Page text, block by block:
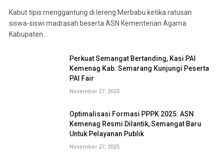
Kabut tipis menggantung di lereng Merbabu ketika ratusan
siswa-siswi madrasah beserta ASN Kementerian Agama
Kabupaten…
Perkuat Semangat Bertanding, Kasi PAI
Kemenag Kab. Semarang Kunjungi Peserta
PAI Fair
November 27, 2025
Optimalisasi Formasi PPPK 2025: ASN
Kemenag Resmi Dilantik, Semangat Baru
Untuk Pelayanan Publik
November 27, 2025